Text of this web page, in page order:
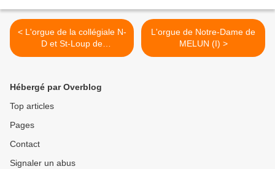
< L'orgue de la collégiale N-
D et St-Loup de
MONTEREAU-FAULT-
L'orgue de Notre-Dame de
MELUN (I) >
Hébergé par Overblog
Top articles
Pages
Contact
Signaler un abus